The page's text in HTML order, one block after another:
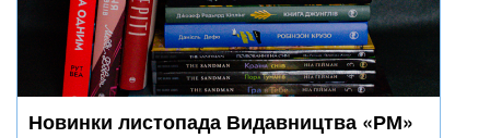
Новинки листопада Видавництва «РМ»